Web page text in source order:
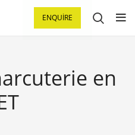
ENQUIRE
en